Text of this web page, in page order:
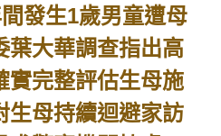
發生1歲男童遭母
葉大華調查指出高
實完整評估生母施
生母持續迴避家訪